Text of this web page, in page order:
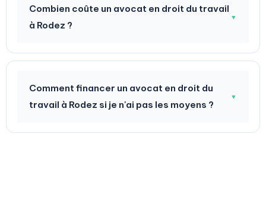
Combien coûte un avocat en droit du travail
à Rodez ?
▼
Comment financer un avocat en droit du
travail à Rodez si je n'ai pas les moyens ?
▼